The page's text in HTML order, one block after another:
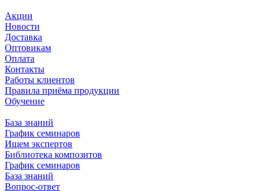
Акции
Новости
Доставка
Оптовикам
Оплата
Контакты
Работы клиентов
Правила приёма продукции
Обучение
База знаний
График семинаров
Ищем экспертов
Библиотека композитов
График семинаров
База знаний
Вопрос-ответ